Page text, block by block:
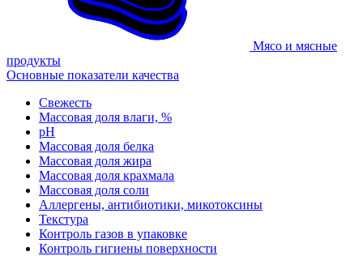
Мясо и мясные
продукты
Основные показатели качества
Свежесть
Массовая доля влаги, %
рН
Массовая доля белка
Массовая доля жира
Массовая доля крахмала
Массовая доля соли
Аллергены, антибиотики, микотоксины
Текстура
Контроль газов в упаковке
Контроль гигиены поверхности